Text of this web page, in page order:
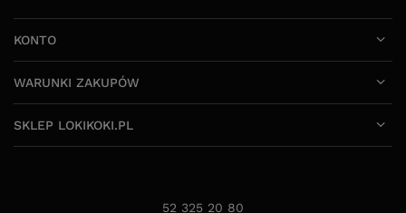
KONTO
WARUNKI ZAKUPÓW
SKLEP LOKIKOKI.PL
52 325 20 80